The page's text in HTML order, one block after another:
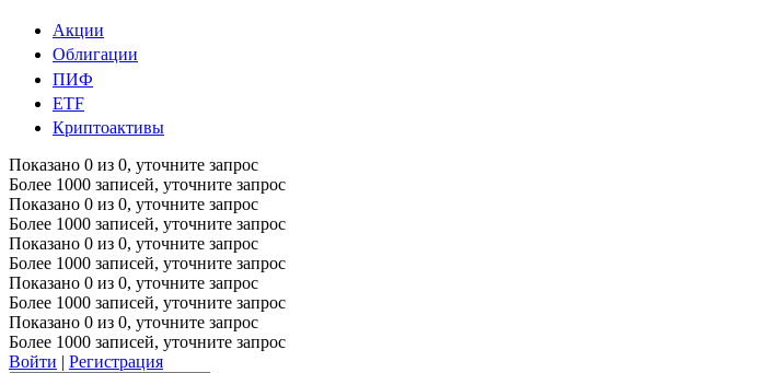
Акции
Облигации
ПИФ
ETF
Криптоактивы
Показано 0 из 0, уточните запрос
Более 1000 записей, уточните запрос
Показано 0 из 0, уточните запрос
Более 1000 записей, уточните запрос
Показано 0 из 0, уточните запрос
Более 1000 записей, уточните запрос
Показано 0 из 0, уточните запрос
Более 1000 записей, уточните запрос
Показано 0 из 0, уточните запрос
Более 1000 записей, уточните запрос
Войти | Регистрация